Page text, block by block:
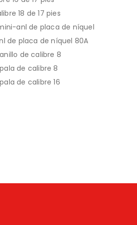
18 de 17 pies
anl de placa de níquel
de placa de níquel 80A
de calibre 8
de calibre 8
de calibre 16